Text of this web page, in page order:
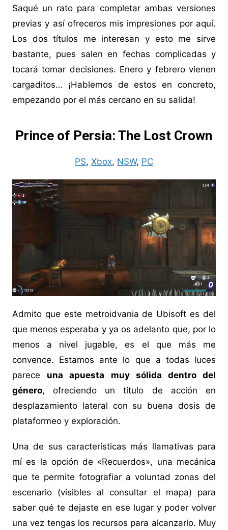
Saqué un rato para completar ambas versiones
previas y así ofreceros mis impresiones por aquí.
Los dos títulos me interesan y esto me sirve
bastante, pues salen en fechas complicadas y
tocará tomar decisiones. Enero y febrero vienen
cargaditos… ¡Hablemos de estos en concreto,
empezando por el más cercano en su salida!
Prince of Persia: The Lost Crown
PS, Xbox, NSW, PC
Admito que este metroidvania de Ubisoft es del
que menos esperaba y ya os adelanto que, por lo
menos a nivel jugable, es el que más me
convence. Estamos ante lo que a todas luces
parece una apuesta muy sólida dentro del
género, ofreciendo un título de acción en
desplazamiento lateral con su buena dosis de
plataformeo y exploración.
Una de sus características más llamativas para
mí es la opción de «Recuerdos», una mecánica
que te permite fotografiar a voluntad zonas del
escenario (visibles al consultar el mapa) para
saber qué te dejaste en ese lugar y poder volver
una vez tengas los recursos para alcanzarlo. Muy